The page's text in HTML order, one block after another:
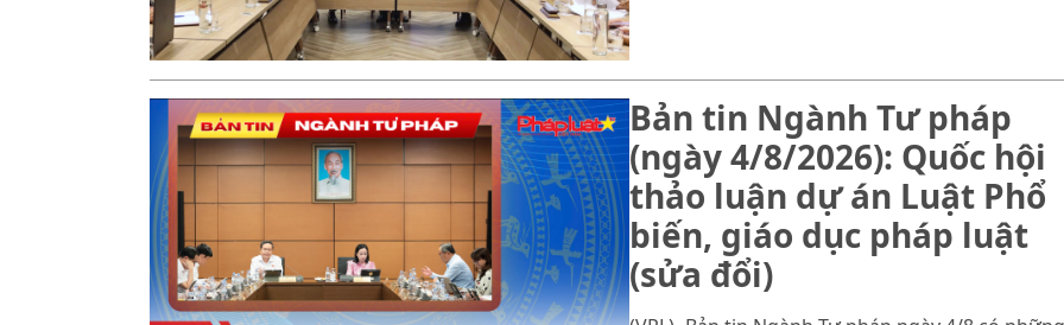
Bản tin Ngành Tư pháp
(ngày 4/8/2026): Quốc hội
thảo luận dự án Luật Phổ
biến, giáo dục pháp luật
(sửa đổi)